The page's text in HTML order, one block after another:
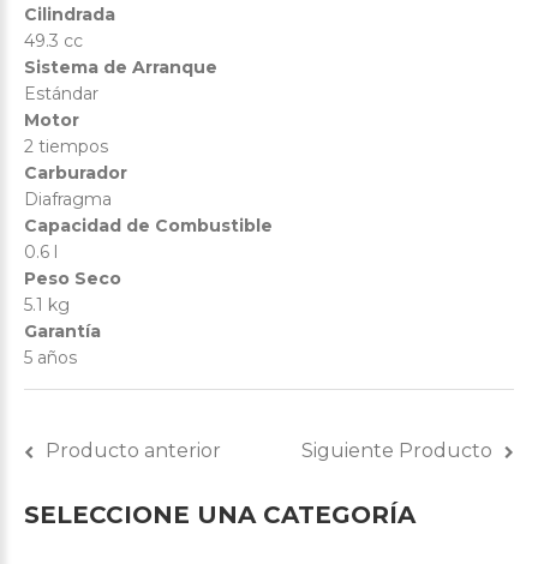
Cilindrada
49.3 cc
Sistema de Arranque
Estándar
Motor
2 tiempos
Carburador
Diafragma
Capacidad de Combustible
0.6 l
Peso Seco
5.1 kg
Garantía
5 años
Producto anterior Siguiente Producto
SELECCIONE UNA CATEGORÍA